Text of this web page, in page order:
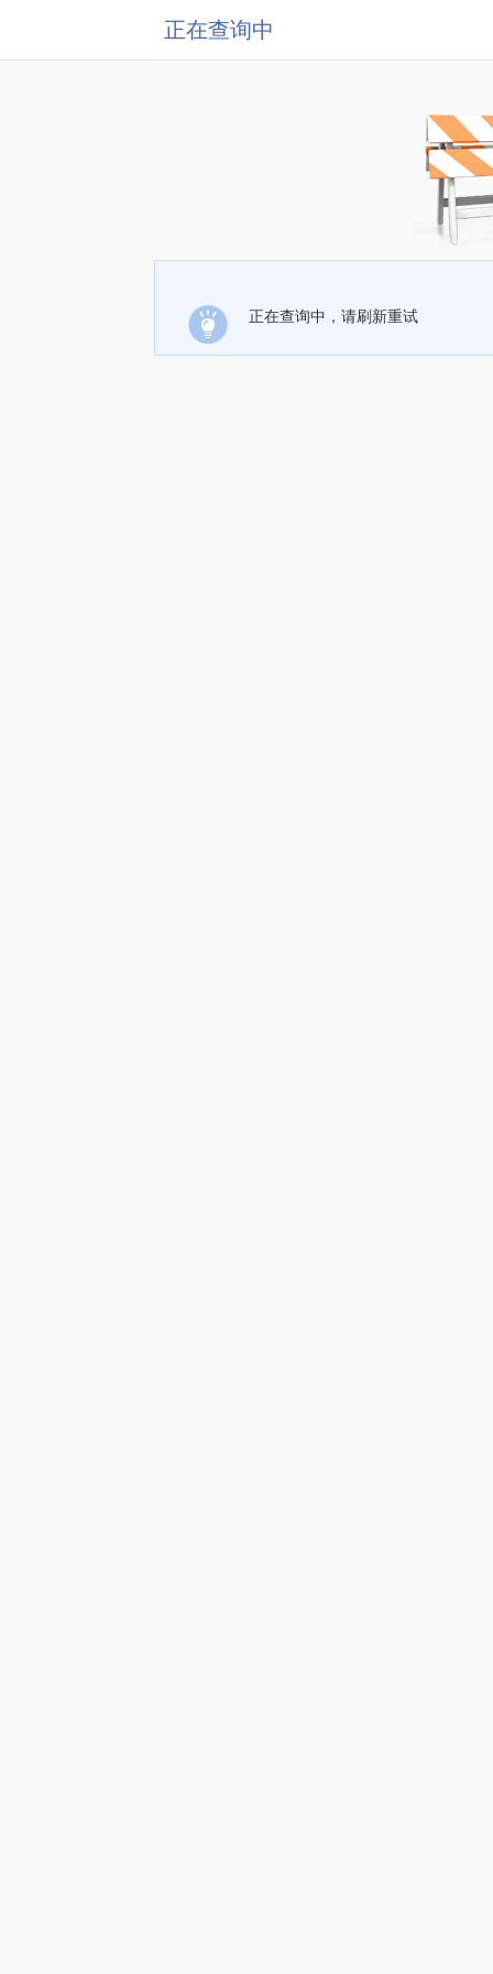
正在查询中
正在查询中，请刷新重试